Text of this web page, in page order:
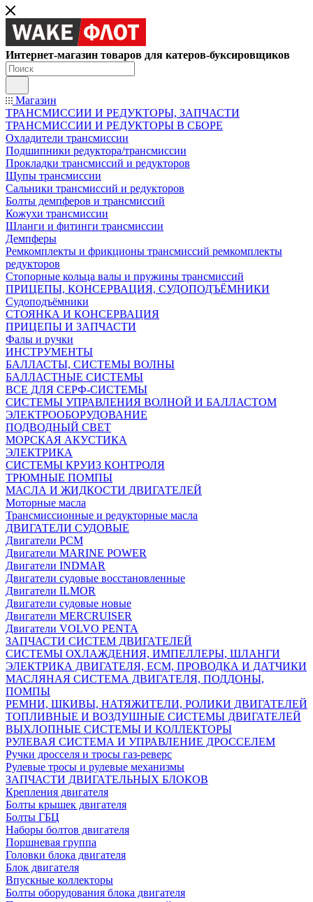
Интернет-магазин товаров для катеров-буксировщиков
Магазин
ТРАНСМИССИИ И РЕДУКТОРЫ, ЗАПЧАСТИ
ТРАНСМИССИИ И РЕДУКТОРЫ В СБОРЕ
Охладители трансмиссии
Подшипники редуктора/трансмиссии
Прокладки трансмиссий и редукторов
Щупы трансмиссии
Сальники трансмиссий и редукторов
Болты демпферов и трансмиссий
Кожухи трансмиссии
Шланги и фитинги трансмиссии
Демпферы
Ремкомплекты и фрикционы трансмиссий ремкомплекты
редукторов
Стопорные кольца валы и пружины трансмиссий
ПРИЦЕПЫ, КОНСЕРВАЦИЯ, СУДОПОДЪЁМНИКИ
Судоподъёмники
СТОЯНКА И КОНСЕРВАЦИЯ
ПРИЦЕПЫ И ЗАПЧАСТИ
Фалы и ручки
ИНСТРУМЕНТЫ
БАЛЛАСТЫ, СИСТЕМЫ ВОЛНЫ
БАЛЛАСТНЫЕ СИСТЕМЫ
ВСЕ ДЛЯ СЕРФ-СИСТЕМЫ
СИСТЕМЫ УПРАВЛЕНИЯ ВОЛНОЙ И БАЛЛАСТОМ
ЭЛЕКТРООБОРУДОВАНИЕ
ПОДВОДНЫЙ СВЕТ
МОРСКАЯ АКУСТИКА
ЭЛЕКТРИКА
СИСТЕМЫ КРУИЗ КОНТРОЛЯ
ТРЮМНЫЕ ПОМПЫ
МАСЛА И ЖИДКОСТИ ДВИГАТЕЛЕЙ
Моторные масла
Трансмиссионные и редукторные масла
ДВИГАТЕЛИ СУДОВЫЕ
Двигатели PCM
Двигатели MARINE POWER
Двигатели INDMAR
Двигатели судовые восстановленные
Двигатели ILMOR
Двигатели судовые новые
Двигатели MERCRUISER
Двигатели VOLVO PENTA
ЗАПЧАСТИ СИСТЕМ ДВИГАТЕЛЕЙ
СИСТЕМЫ ОХЛАЖДЕНИЯ, ИМПЕЛЛЕРЫ, ШЛАНГИ
ЭЛЕКТРИКА ДВИГАТЕЛЯ, ECM, ПРОВОДКА И ДАТЧИКИ
МАСЛЯНАЯ СИСТЕМА ДВИГАТЕЛЯ, ПОДДОНЫ,
ПОМПЫ
РЕМНИ, ШКИВЫ, НАТЯЖИТЕЛИ, РОЛИКИ ДВИГАТЕЛЕЙ
ТОПЛИВНЫЕ И ВОЗДУШНЫЕ СИСТЕМЫ ДВИГАТЕЛЕЙ
ВЫХЛОПНЫЕ СИСТЕМЫ И КОЛЛЕКТОРЫ
РУЛЕВАЯ СИСТЕМА И УПРАВЛЕНИЕ ДРОССЕЛЕМ
Ручки дросселя и тросы газ-реверс
Рулевые тросы и рулевые механизмы
ЗАПЧАСТИ ДВИГАТЕЛЬНЫХ БЛОКОВ
Крепления двигателя
Болты крышек двигателя
Болты ГБЦ
Наборы болтов двигателя
Поршневая группа
Головки блока двигателя
Блок двигателя
Впускные коллекторы
Болты оборудования блока двигателя